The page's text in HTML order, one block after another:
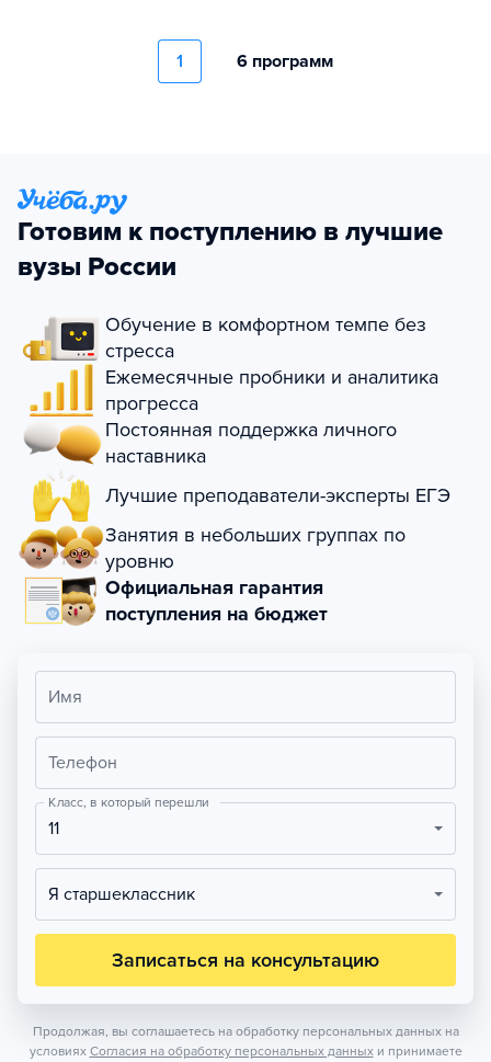
1 6 программ
Готовим к поступлению в лучшие
вузы России
Обучение в комфортном темпе без
стресса
Ежемесячные пробники и аналитика
прогресса
Постоянная поддержка личного
наставника
Лучшие преподаватели-эксперты ЕГЭ
Занятия в небольших группах по
уровню
Официальная гарантия
поступления на бюджет
Имя
Телефон
Класс, в который перешли
11
Я старшеклассник
Записаться на консультацию
Продолжая, вы соглашаетесь на обработку персональных данных на
условиях Согласия на обработку персональных данных и принимаете